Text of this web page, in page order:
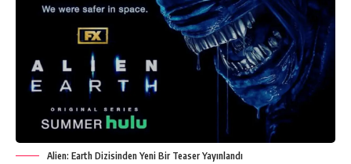
Alien: Earth Dizisinden Yeni Bir Teaser Yayınlandı